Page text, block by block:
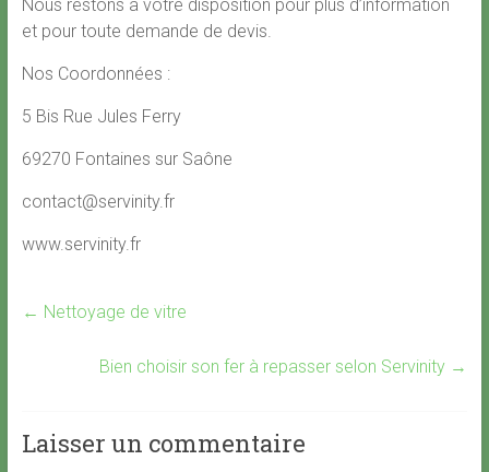
Nous restons à votre disposition pour plus d’information
et pour toute demande de devis.
Nos Coordonnées :
5 Bis Rue Jules Ferry
69270 Fontaines sur Saône
contact@servinity.fr
www.servinity.fr
← Nettoyage de vitre
Bien choisir son fer à repasser selon Servinity →
Laisser un commentaire